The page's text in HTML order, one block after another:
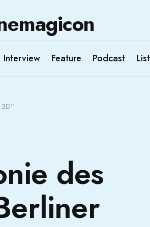
Interview Feature Podcast
List
des